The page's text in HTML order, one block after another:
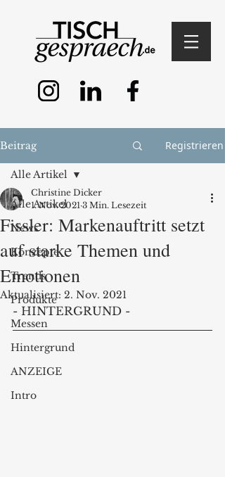
Beitrag Registrieren
Alle Artikel
News
Konzepte
Trends
Produkte
Messen
Hintergrund
ANZEIGE
Intro
Alle Artikel
Fissler: Markenauftritt setzt
auf starke Themen und
Emotionen
Christine Dicker
1. Nov. 2021 3 Min. Lesezeit
Aktualisiert: 2. Nov. 2021
- HINTERGRUND -